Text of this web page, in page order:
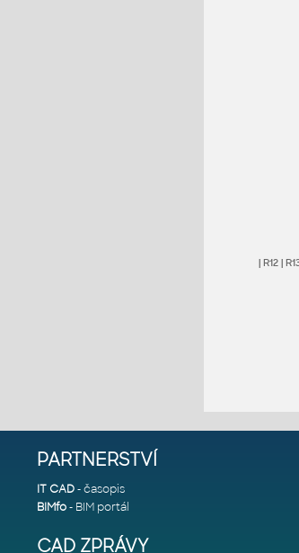
| R12|
PARTNERSTVÍ
IT CAD- časopis
BIMfo- BIM portál
CAD ZPRÁVY